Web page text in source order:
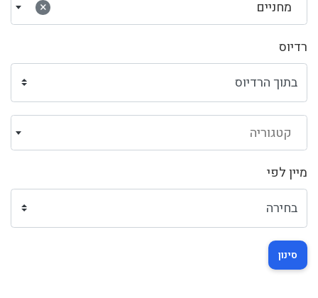
× מחניים
רדיוס
קטגוריה
מיין לפי
סינון